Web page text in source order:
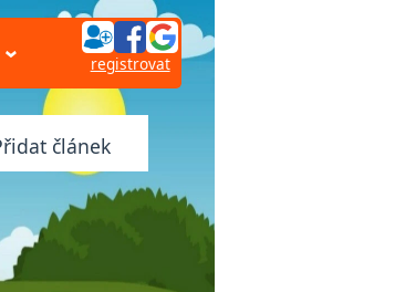
› registrovat
článek